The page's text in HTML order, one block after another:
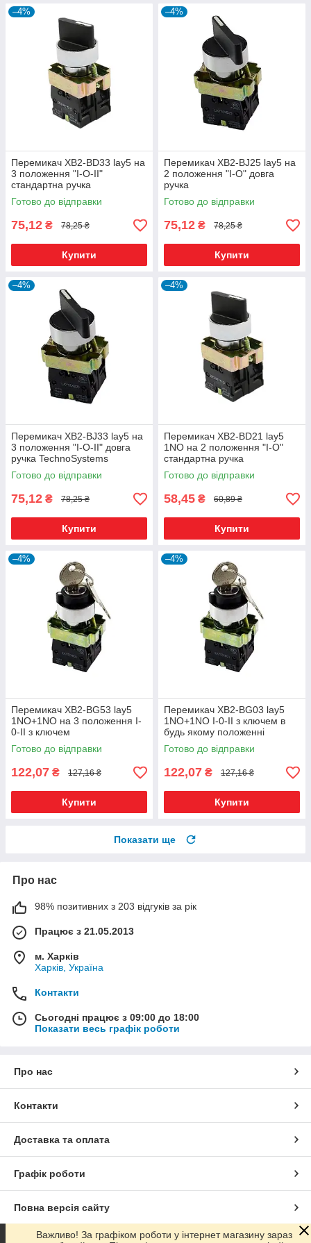
–4%
Перемикач XB2-BD33 lay5 на
3 положення "I-O-II"
стандартна ручка
TechnoSystems
Готово до відправки
75,12 ₴ 78,25 ₴
Купити
–4%
Перемикач XB2-BJ25 lay5 на
2 положення "I-O" довга
ручка
Готово до відправки
75,12 ₴ 78,25 ₴
Купити
–4%
Перемикач XB2-BJ33 lay5 на
3 положення "I-O-II" довга
ручка TechnoSystems
Готово до відправки
75,12 ₴ 78,25 ₴
Купити
–4%
Перемикач XB2-BD21 lay5
1NO на 2 положення "I-O"
стандартна ручка
TechnoSystems
Готово до відправки
58,45 ₴ 60,89 ₴
Купити
–4%
Перемикач XB2-BG53 lay5
1NO+1NO на 3 положення I-
0-II з ключем
самоповернення
Готово до відправки
122,07 ₴ 127,16 ₴
Купити
–4%
Перемикач XB2-BG03 lay5
1NO+1NO I-0-II з ключем в
будь якому положенні
Готово до відправки
122,07 ₴ 127,16 ₴
Купити
Показати ще
Про нас
98% позитивних з 203 відгуків за рік
Працює з 21.05.2013
м. Харків
Харків, Україна
Контакти
Сьогодні працює з 09:00 до 18:00
Показати весь графік роботи
Про нас
Контакти
Доставка та оплата
Графік роботи
Повна версія сайту
Важливо! За графіком роботи у інтернет магазину зараз